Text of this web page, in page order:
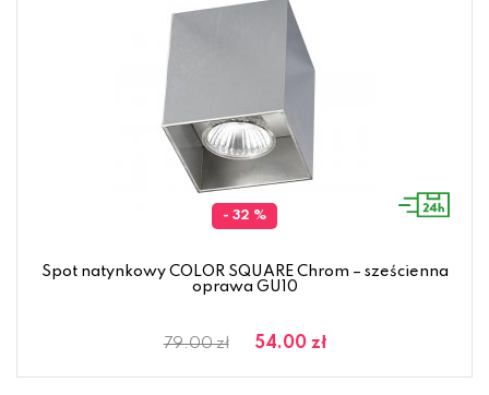
- 32 %
Spot natynkowy COLOR SQUARE Chrom – sześcienna
oprawa GU10
79.00 zł 54.00 zł